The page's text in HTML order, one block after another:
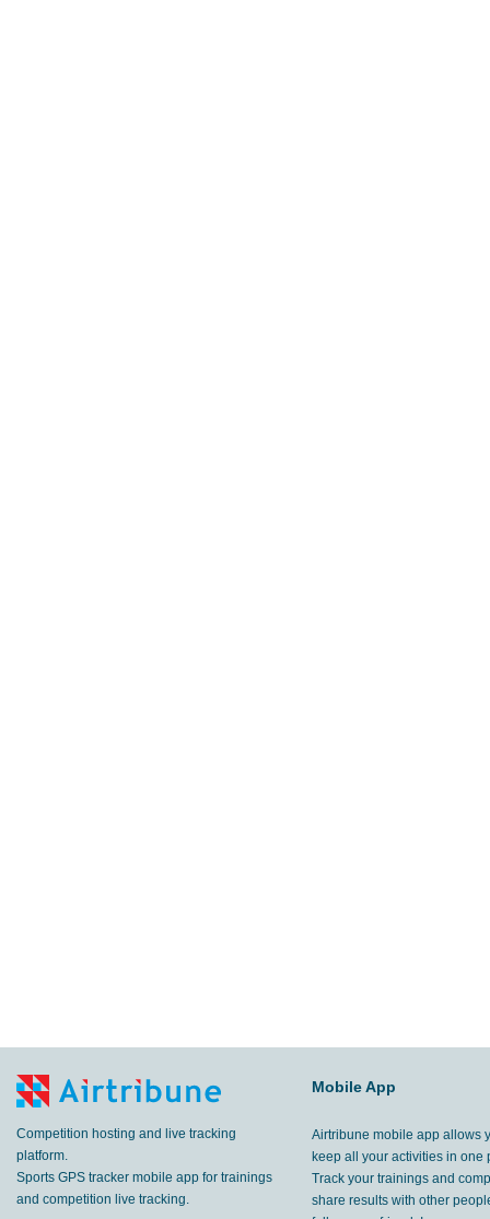
Competition hosting and live tracking
platform.
Sports GPS tracker mobile app for trainings
and competition live tracking.
Mobile App
Airtribune mobile app allows
keep all your activities in one
Track your trainings and
share results with other